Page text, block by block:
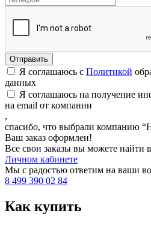
Я соглашаюсь с Политикой
данных
Я соглашаюсь на получение
на email от компании
,
спасибо, что выбрали компанию
Ваш заказ оформлен!
Все свои заказы вы можете найти в
Личном кабинете
Мы с радостью ответим на ваши
8 499 390 02 84
Как купить